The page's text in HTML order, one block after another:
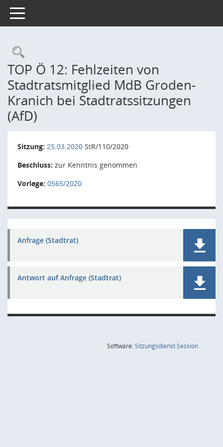
Toggle navigation
Rechercheauswahl
TOP Ö 12: Fehlzeiten von
Stadtratsmitglied MdB Groden-
Kranich bei Stadtratssitzungen
(AfD)
Sitzung: 25.03.2020 StR/110/2020
Beschluss: zur Kenntnis genommen
Vorlage: 0565/2020
Anfrage (Stadtrat)
Antwort auf Anfrage (Stadtrat)
Software:SitzungsdienstSession(Wird in